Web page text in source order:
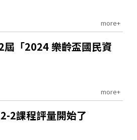
more+
屆「2024 樂齡盃國民資
more+
2課程評量開始了